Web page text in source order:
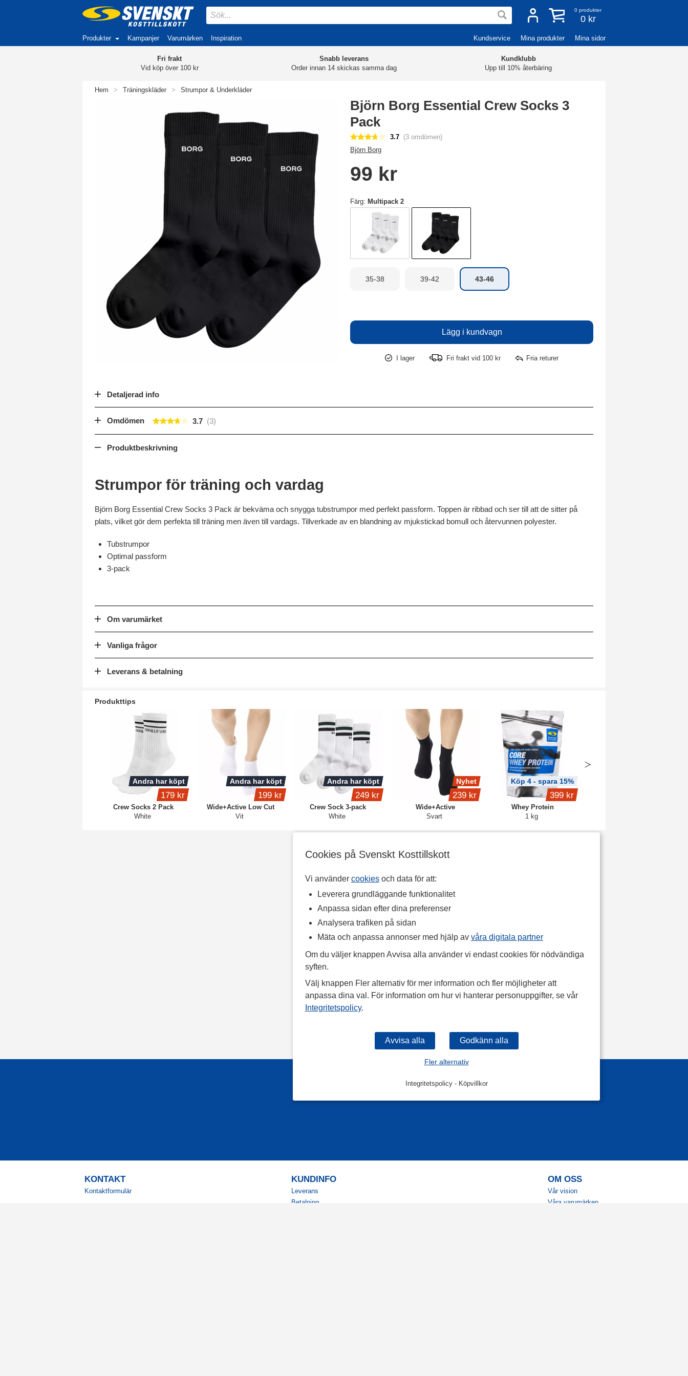
Cookies på Svenskt Kosttillskott
Vi använder cookies och data för att:
Leverera grundläggande funktionalitet
Anpassa sidan efter dina preferenser
Analysera trafiken på sidan
Mäta och anpassa annonser med hjälp av våra digitala partner
Om du väljer knappen Avvisa alla använder vi endast cookies för nödvändiga
syften.
Välj knappen Fler alternativ för mer information och fler möjligheter att
anpassa dina val. För information om hur vi hanterar personuppgifter, se vår
Integritetspolicy.
Fler alternativ
Integritetspolicy- Köpvillkor
0 produkter
0 kr
Produkter Kampanjer Varumärken Inspiration Kundservice Mina produkter Mina sidor
Fri frakt
Vid köp över 100 kr
Snabb leverans
Order innan 14 skickas samma dag
Kundklubb
Upp till 10% återbäring
Hem > Träningskläder > Strumpor & Underkläder
Björn Borg Essential Crew Socks 3
Pack
3.7 (3 omdömen)
Björn Borg
99 kr
Färg: Multipack 2
35-38 39-42 43-46
I lager Fri frakt vid 100 kr Fria returer
Detaljerad info
Omdömen 3.7
Produktbeskrivning
Strumpor för träning och vardag
Björn Borg Essential Crew Socks 3 Pack är bekväma och snygga tubstrumpor med perfekt passform. Toppen är ribbad och ser till att de sitter på
plats, vilket gör dem perfekta till träning men även till vardags. Tillverkade av en blandning av mjukstickad bomull och återvunnen polyester.
Tubstrumpor
Optimal passform
3-pack
Om varumärket
Vanliga frågor
Leverans & betalning
Produkttips
Crew Socks 2 Pack
White
Andra har köpt
179 kr
Wide+Active Low Cut
Vit
Andra har köpt
199 kr
Crew Sock 3-pack
White
Andra har köpt
249 kr
Wide+Active
Svart
Nyhet
239 kr
Whey Protein
1 kg
Köp 4 - spara 15%
399 kr
KONTAKT
Kontaktformulär
KUNDINFO
Leverans
Betalning
OM OSS
Vår vision
Våra varumärken